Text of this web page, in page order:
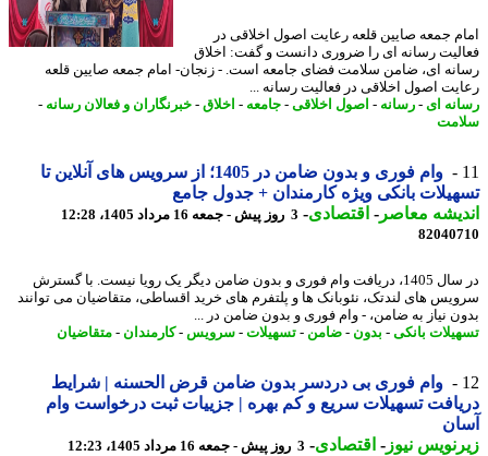
جمعه صایین قلعه رعایت اصول اخلاقی در
رسانه ای را ضروری دانست و گفت: اخلاق
ای، ضامن سلامت فضای جامعه است. - زنجان- امام جمعه صایین قلعه
اصول اخلاقی در فعالیت رسانه ...
ای- رسانه-اصول اخلاقی-جامعه-اخلاق-خبرنگاران و فعالان رسانه-
وام فوری و بدون ضامن در 1405؛ از سرویس های آنلاین تا
بانکی ویژه کارمندان + جدول جامع
معاصر-اقتصادی-3 روز پیش - جمعه 16 مرداد 1405، 12:28
در سال 1405، دریافت وام فوری و بدون ضامن دیگر یک رویا نیست. با گسترش
های لندتک، نئوبانک ها و پلتفرم های خرید اقساطی، متقاضیان می توانند
نیاز به ضامن، - وام فوری و بدون ضامن در ...
بانکی-بدون-ضامن-تسهیلات-سرویس-کارمندان- متقاضیان
وام فوری بی دردسر بدون ضامن قرض الحسنه | شرایط
تسهیلات سریع و کم بهره | جزییات ثبت درخواست وام
نیوز-اقتصادی-3 روز پیش - جمعه 16 مرداد 1405، 12:23